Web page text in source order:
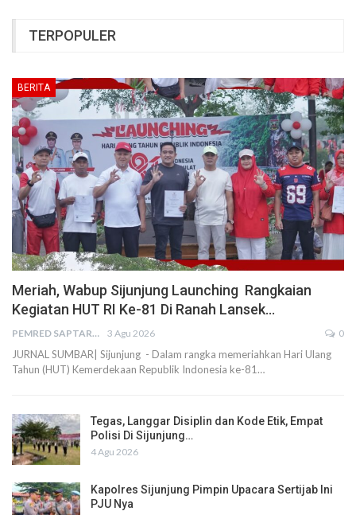
TERPOPULER
BERITA
Meriah, Wabup Sijunjung Launching Rangkaian
Kegiatan HUT RI Ke-81 Di Ranah Lansek…
PEMRED SAPTARIUS 3 Agu 2026 0
JURNAL SUMBAR| Sijunjung - Dalam rangka memeriahkan Hari Ulang
Tahun (HUT) Kemerdekaan Republik Indonesia ke-81…
Tegas, Langgar Disiplin dan Kode Etik, Empat
Polisi Di Sijunjung…
4 Agu 2026
Kapolres Sijunjung Pimpin Upacara Sertijab Ini
PJU Nya